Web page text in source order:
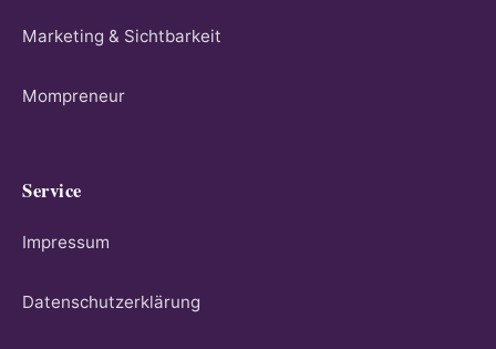
Marketing & Sichtbarkeit
Mompreneur
Service
Impressum
Datenschutzerklärung